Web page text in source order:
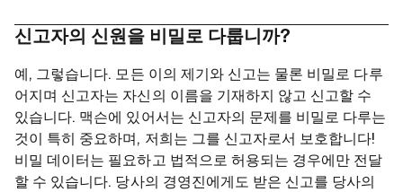
신고자의 신원을 비밀로 다룹니까?
예, 그렇습니다. 모든 이의 제기와 신고는 물론 비밀로 다루
어지며 신고자는 자신의 이름을 기재하지 않고 신고할 수
있습니다. 맥슨에 있어서는 신고자의 문제를 비밀로 다루는
것이 특히 중요하며, 저희는 그를 신고자로서 보호합니다!
비밀 데이터는 필요하고 법적으로 허용되는 경우에만 전달
할 수 있습니다. 당사의 경영진에게도 받은 신고를 당사의